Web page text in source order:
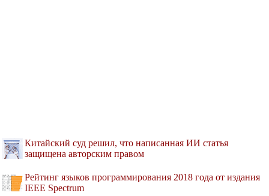
Китайский суд решил, что написанная ИИ статья
защищена авторским правом
Рейтинг языков программирования 2018 года от издания
IEEE Spectrum